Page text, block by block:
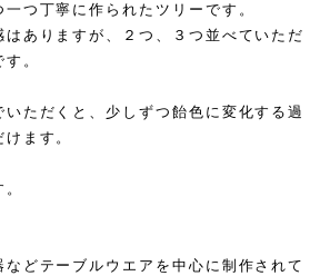
つ丁寧に作られたツリーです。
はありますが、２つ、３つ並べていただ
。
ただくと、少しずつ飴色に変化する過
ます。
どテーブルウエアを中心に制作されて